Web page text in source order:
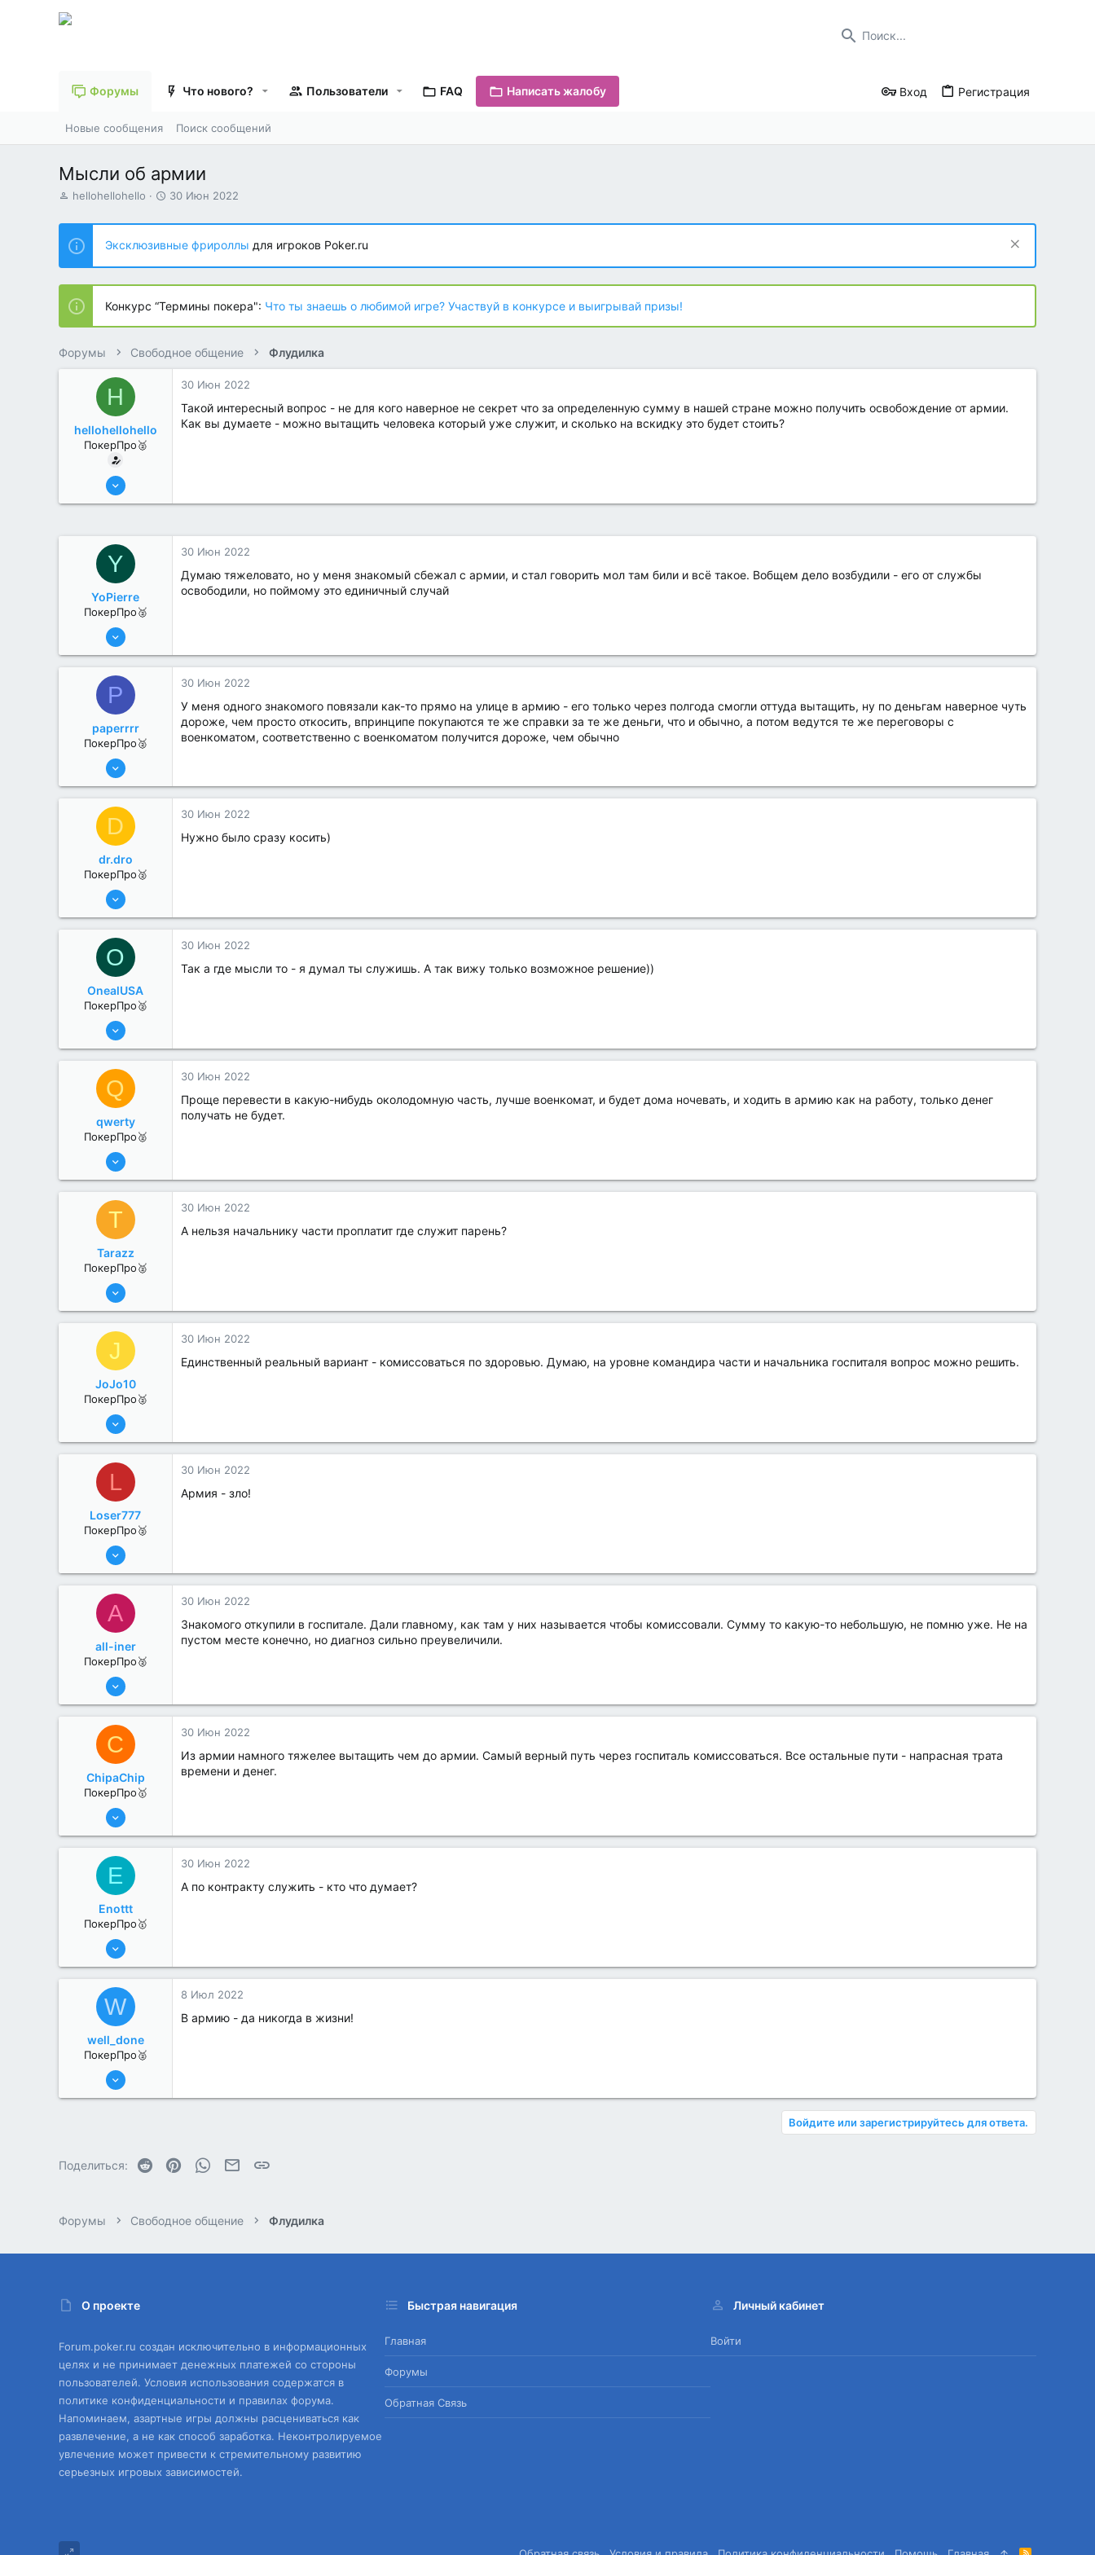
Форумы Что нового? Пользователи FAQ Написать жалобу Вход Регистрация
Новые сообщения Поиск сообщений
Мысли об армии
А
т
о
р
т
е
м
ы
hellohellohello
Д
т
н
а
ч
л
а
30 Июн 2022
Эксклюзивные фрироллы для игроков Poker.ru
Конкурс “Термины покера": Что ты знаешь о любимой игре? Участвуй в конкурсе и выигрывай призы!
Форумы Свободное общение Флудилка
H
hellohellohello
ПокерПро🥈
8 Июн 2022
30 Июн 2022
Такой интересный вопрос - не для кого наверное не секрет что за определенную сумму в нашей стране можно получить освобождение от армии.
Как вы думаете - можно вытащить человека который уже служит, и сколько на вскидку это будет стоить?
Y
YoPierre
ПокерПро🥈
13 Июн 2022
0
30 Июн 2022
Думаю тяжеловато, но у меня знакомый сбежал с армии, и стал говорить мол там били и всё такое. Вобщем дело возбудили - его от службы
освободили, но поймому это единичный случай
P
paperrrr
ПокерПро🥈
8 Июн 2022
4
30 Июн 2022
У меня одного знакомого повязали как-то прямо на улице в армию - его только через полгода смогли оттуда вытащить, ну по деньгам наверное чуть
дороже, чем просто откосить, впринципе покупаются те же справки за те же деньги, что и обычно, а потом ведутся те же переговоры с
военкоматом, соответственно с военкоматом получится дороже, чем обычно
D
dr.dro
ПокерПро🥈
6 Июн 2022
0
30 Июн 2022
Нужно было сразу косить)
O
OnealUSA
ПокерПро🥈
13 Июн 2022
2
30 Июн 2022
Так а где мысли то - я думал ты служишь. А так вижу только возможное решение))
Q
qwerty
ПокерПро🥈
13 Июн 2022
0
30 Июн 2022
Проще перевести в какую-нибудь околодомную часть, лучше военкомат, и будет дома ночевать, и ходить в армию как на работу, только денег
получать не будет.
T
Tarazz
ПокерПро🥈
13 Июн 2022
2
30 Июн 2022
А нельзя начальнику части проплатит где служит парень?
J
JoJo10
ПокерПро🥈
13 Июн 2022
3
30 Июн 2022
Единственный реальный вариант - комиссоваться по здоровью. Думаю, на уровне командира части и начальника госпиталя вопрос можно решить.
L
Loser777
ПокерПро🥈
13 Июн 2022
0
30 Июн 2022
Армия - зло!
A
all-iner
ПокерПро🥈
6 Июн 2022
1
30 Июн 2022
Знакомого откупили в госпитале. Дали главному, как там у них называется чтобы комиссовали. Сумму то какую-то небольшую, не помню уже. Не на
пустом месте конечно, но диагноз сильно преувеличили.
C
ChipaChip
ПокерПро🥇
8 Июн 2022
2
30 Июн 2022
Из армии намного тяжелее вытащить чем до армии. Самый верный путь через госпиталь комиссоваться. Все остальные пути - напрасная трата
времени и денег.
E
Enottt
ПокерПро🥇
13 Июн 2022
0
30 Июн 2022
А по контракту служить - кто что думает?
W
well_done
ПокерПро🥈
6 Июн 2022
8 Июл 2022
В армию - да никогда в жизни!
Войдите или зарегистрируйтесь для ответа.
Поделиться: Reddit PinterestWhatsAppЭлектронная почта
Форумы Свободное общение Флудилка
О проекте
Forum.poker.ru создан исключительно в информационных
целях и не принимает денежных платежей со стороны
пользователей. Условия использования содержатся в
политике конфиденциальности и правилах форума.
Напоминаем, азартные игры должны расцениваться как
развлечение, а не как способ заработка. Неконтролируемое
увлечение может привести к стремительному развитию
серьезных игровых зависимостей.
Быстрая навигация
Главная
Форумы
Обратная Связь
Личный кабинет
Войти
R